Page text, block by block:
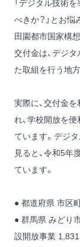
「デジタル技術
べきか？」とお
田園都市国家構想
交付金は、デジ
た取組を行う地
実際に、交付金
れ、学校開放を
ています。デジ
見ると、令和5
ています。
● 都道府県 市区
● 群馬県 みどり
設開放事業 1,831